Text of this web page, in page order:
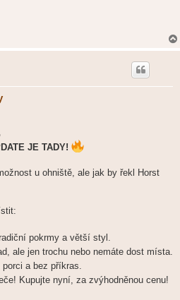
JE TADY!
u ohniště, ale jak by řekl Horst
pokrmy a větší styl.
ale jen trochu nebo nemáte dost místa.
porci a bez příkras.
Kupujte nyní, za zvýhodněnou cenu!